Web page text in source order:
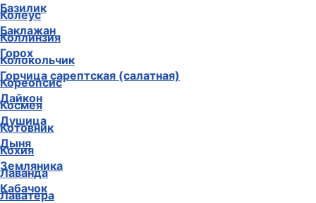
Колеус
Коллинзия
Колокольчик
Кореопсис
Космея
Котовник
Кохия
Лаванда
Лаватера
Базилик
Баклажан
Горох
Горчица сарептская (салатная)
Дайкон
Душица
Дыня
Земляника
Кабачок